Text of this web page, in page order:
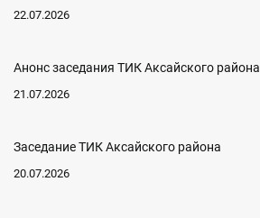
22.07.2026
Анонс заседания ТИК Аксайского района
21.07.2026
Заседание ТИК Аксайского района
20.07.2026